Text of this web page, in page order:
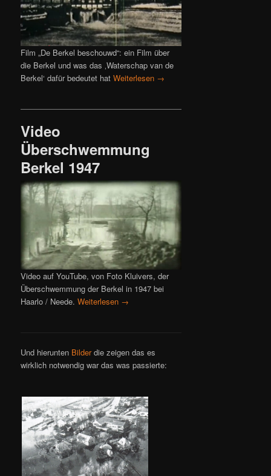
Film „De Berkel beschouwd“: ein Film über
die Berkel und was das ‚Waterschap van de
Berkel‘ dafür bedeutet hatWeiterlesen →
Video
Überschwemmung
Berkel 1947
Video auf YouTube, von Foto Kluivers, der
Überschwemmung der Berkel in 1947 bei
Haarlo / Neede.Weiterlesen →
Und hierunten Bilderdie zeigen das es
wirklich notwendig war das was passierte: